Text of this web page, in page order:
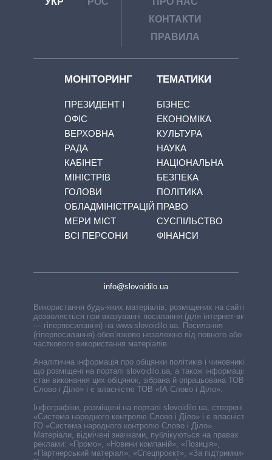
КОНТАКТИ
ПРАВИЛА
МОНІТОРИНГ
ПРЕЗИДЕНТ І
ОФІС
ВЕРХОВНА
РАДА
КАБІНЕТ
МІНІСТРІВ
ГОЛОВИ
ОБЛАДМІНІСТРАЦІЙ
МЕРИ МІСТ
ВСІ ПЕРСОНИ
ТЕМАТИКИ
БІЗНЕС
ЕКОНОМІКА
КУЛЬТУРА
НАУКА
НАЦІОНАЛЬНА
БЕЗПЕКА
ПОЛІТИКА
ПРАВО
СУСПІЛЬСТВО
ФІНАНСИ
info@slovoidilo.ua
Використання будь-яких матеріалів, розміщених на сайті,
дозволяється при вказуванні посилання (для інтернет-видань
— гіперпосилання) на www.slovoidilo.ua. Посилання
(гіперпосилання) обов’язкове незалежно від повного або
часткового використання матеріалів.
Аналітична інформація про обіцянки політиків і чиновників,
що розміщені на порталі slovoidilo.ua, а також інформація про
стан виконання цих обіцянок, зібрана й опрацьована ТОВ «ІА
Слово і Діло» і є власністю ТОВ «ІА Слово і Діло».
Інфографіки, розміщені на порталі slovoidilo.ua, створені ГО
«Система народного контролю Слово і Діло» і є власністю
ГО «Система народного контролю Слово і Діло».
Матеріали, відмічені значками, публікуються на правах
реклами: «Промо», «Новини компаній», «Позиція»,
«Партнерський матеріал», «Спецпроєкт», «За підтримки».